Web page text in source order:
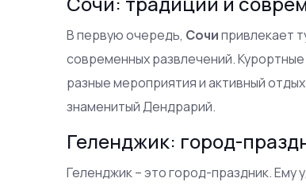
В первую очередь, Сочипривлекает
современных развлечений.
разные мероприятия и активный
знаменитый Дендрарий.
Геленджик: город-
Геленджик – это город-праздник. Ему